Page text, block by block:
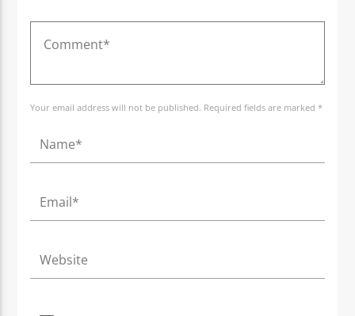
Your email address will not be published. Required fields are marked *